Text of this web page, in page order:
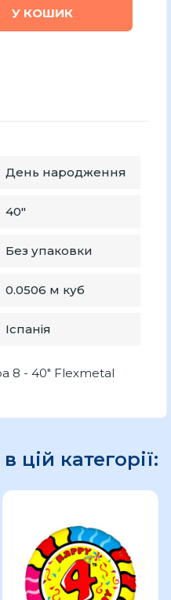
У КОШИК
День народження
40"
Без упаковки
0.0506 м куб
Іспанія
8 - 40" Flexmetal
цій категорії: